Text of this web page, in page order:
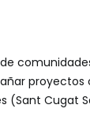
proyectos
(Sant Cugat